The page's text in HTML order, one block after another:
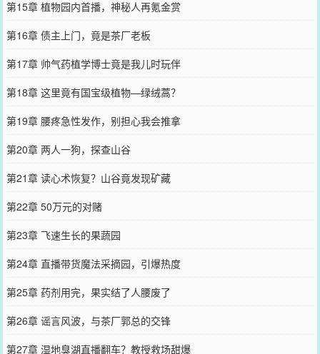
第15章 植物园内首播，神秘人再氪金赏
第16章 债主上门，竟是茶厂老板
第17章 帅气药植学博士竟是我儿时玩伴
第18章 这里竟有国宝级植物—绿绒蒿？
第19章 腰疼急性发作，别担心我会推拿
第20章 两人一狗，探查山谷
第21章 读心术恢复？山谷竟发现矿藏
第22章 50万元的对赌
第23章 飞速生长的果蔬园
第24章 直播带货魔法采摘园，引爆热度
第25章 药剂用完，果实结了人腰废了
第26章 谣言风波，与茶厂郭总的交锋
第27章 湿地臭湖直播翻车？教授救场甜爆